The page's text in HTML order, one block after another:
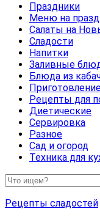
Праздники
Меню на
Салаты на
Сладости
Напитки
Заливные
Блюда из
Рецепты для
Диетические
Сервировка
Разное
Сад и огород
Техника для
Рецепты сладостей